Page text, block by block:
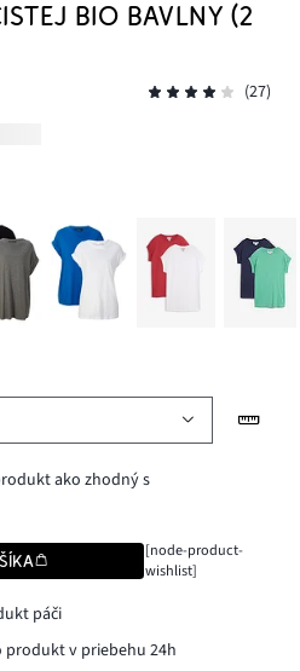
BIO BAVLNY (2
(27)
ako zhodný s
[node-product-
wishlist]
páči
produkt v priebehu 24h